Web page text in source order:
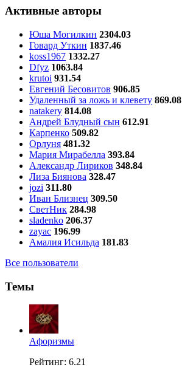
Активные авторы
Юша Могилкин 2304.03
Говард Уткин 1837.46
koss1967 1332.27
Dfyz 1063.84
krutoi 931.54
Евгений Бесовитов 906.85
Удаленный за ложь и клевету 869.08
natakery 814.08
Андрей Блудный сын 612.91
Карпенко 509.82
Орлуня 481.32
Мария Мирабелла 393.84
Александр Лириков 348.84
Лиза Биянова 328.47
jozi 311.80
Иван Близнец 309.50
СветНик 284.98
sladenko 206.37
zayac 196.99
Амалия Исильда 181.83
Все пользователи
Темы
Aфоризмы
Рейтинг: 6.21